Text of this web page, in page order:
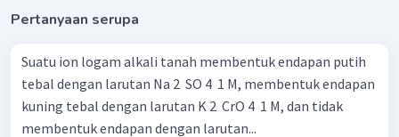
Pertanyaan serupa
Suatu ion logam alkali tanah membentuk endapan putih
tebal dengan larutan Na 2 ​ SO 4 ​ 1 M, membentuk endapan
kuning tebal dengan larutan K 2 ​ CrO 4 ​ 1 M, dan tidak
membentuk endapan dengan larutan...